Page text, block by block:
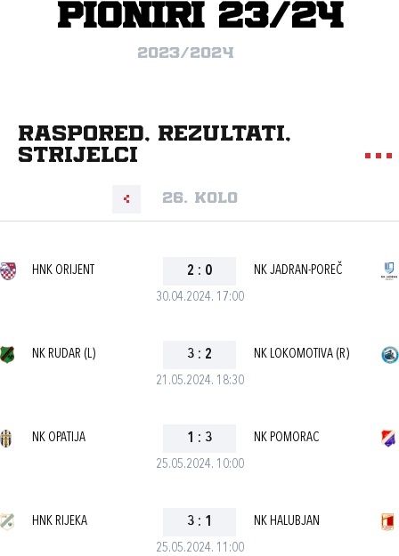
pioniri 23/24
2023/2024
Raspored, rezultati,
strijelci
26. kolo
30.04.2024. 17:00
HNK ORIJENT 2 : 0 NK JADRAN-POREČ
21.05.2024. 18:30
NK RUDAR (L) 3 : 2 NK LOKOMOTIVA (R)
25.05.2024. 10:00
NK OPATIJA 1 : 3 NK POMORAC
25.05.2024. 11:00
HNK RIJEKA 3 : 1 NK HALUBJAN